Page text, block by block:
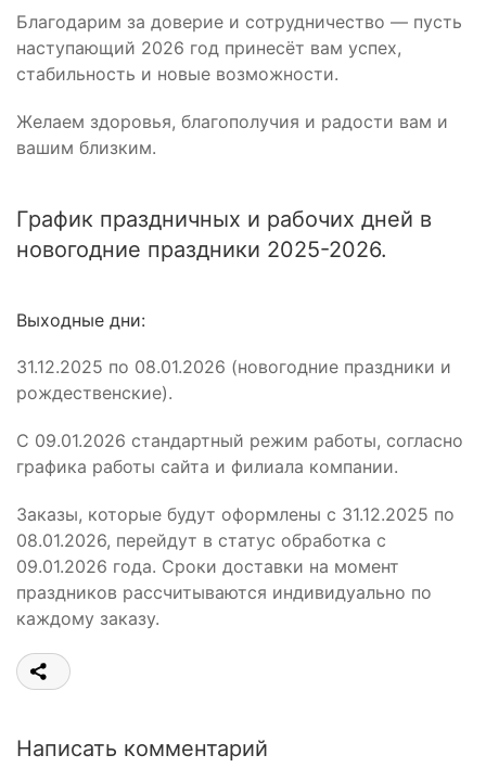
Благодарим за доверие и сотрудничество — пусть
наступающий 2026 год принесёт вам успех,
стабильность и новые возможности.
Желаем здоровья, благополучия и радости вам и
вашим близким.
График праздничных и рабочих дней в
новогодние праздники 2025-2026.
Выходные дни:
31.12.2025 по 08.01.2026 (новогодние праздники и
рождественские).
С 09.01.2026 стандартный режим работы, согласно
графика работы сайта и филиала компании.
Заказы, которые будут оформлены с 31.12.2025 по
08.01.2026, перейдут в статус обработка с
09.01.2026 года. Сроки доставки на момент
праздников рассчитываются индивидуально по
каждому заказу.
Написать комментарий